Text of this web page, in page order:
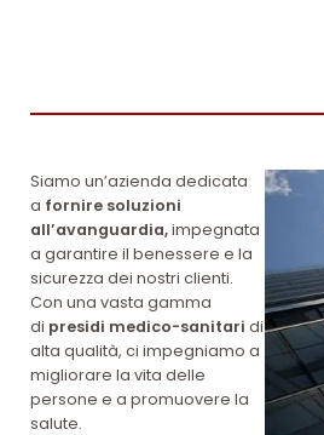
Siamo un’azienda dedicata
a fornire soluzioni
all’avanguardia,impegnata
a garantire il benessere e la
sicurezza dei nostri clienti.
Con una vasta gamma
di presidi medico-sanitari di
alta qualità, ci impegniamo a
migliorare la vita delle
persone e a promuovere la
salute.